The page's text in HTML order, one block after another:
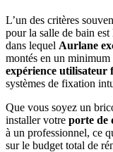
L’un des critères
pour la salle de bain
dans lequel Aurlane
montés en un minimum
expérience utilisateur
systèmes de fixation
Que vous soyez un
installer votre porte de
à un professionnel, ce
sur le budget total de